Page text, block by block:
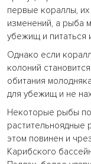
первые кораллы, их
изменений, а рыба
убежищ и питаться
Однако если
колоний
обитания
для убежищ и не
Некоторые рыбы
растительноядные
этом повинен и
Карибского